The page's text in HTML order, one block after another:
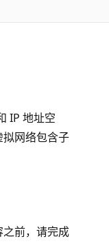
IP 地址空
网络包含子
前，请完成